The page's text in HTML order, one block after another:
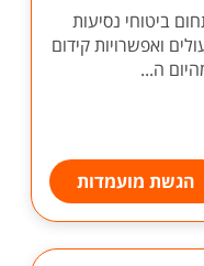
ביטוחי נסיעות
ואפשרויות קידום
ה...
הגשת מועמדות